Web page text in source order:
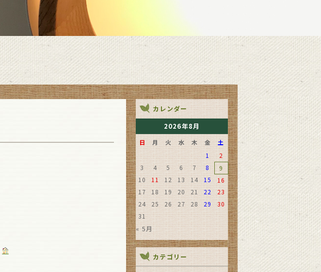
カレンダー
2026年8月
日 月 火 水 木 金
土
1
2
3
4 5 6 7 8
9
10
11 12 13 14 15
16
17
18 19 20 21 22
23
24
25 26 27 28 29
30
31
« 5月
カテゴリー